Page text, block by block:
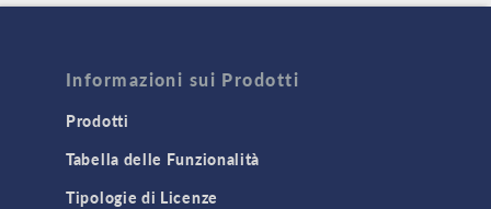
Informazioni sui Prodotti
Prodotti
Tabella delle Funzionalità
Tipologie di Licenze